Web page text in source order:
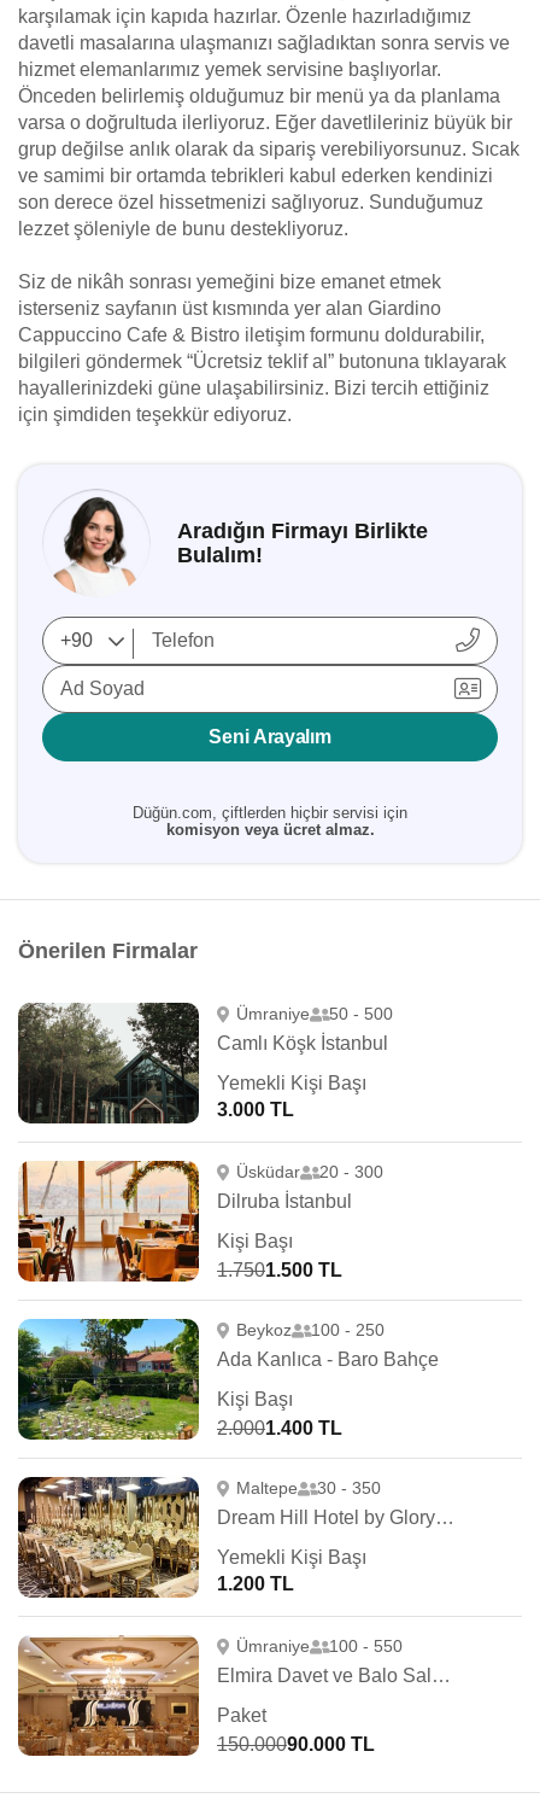
karşılamak için kapıda hazırlar. Özenle hazırladığımız
davetli masalarına ulaşmanızı sağladıktan sonra servis ve
hizmet elemanlarımız yemek servisine başlıyorlar.
Önceden belirlemiş olduğumuz bir menü ya da planlama
varsa o doğrultuda ilerliyoruz. Eğer davetlileriniz büyük bir
grup değilse anlık olarak da sipariş verebiliyorsunuz. Sıcak
ve samimi bir ortamda tebrikleri kabul ederken kendinizi
son derece özel hissetmenizi sağlıyoruz. Sunduğumuz
lezzet şöleniyle de bunu destekliyoruz.
Siz de nikâh sonrası yemeğini bize emanet etmek
isterseniz sayfanın üst kısmında yer alan Giardino
Cappuccino Cafe & Bistro iletişim formunu doldurabilir,
bilgileri göndermek “Ücretsiz teklif al” butonuna tıklayarak
hayallerinizdeki güne ulaşabilirsiniz. Bizi tercih ettiğiniz
için şimdiden teşekkür ediyoruz.
Aradığın Firmayı Birlikte
Bulalım!
Ad Soyad
Seni Arayalım
Düğün.com, çiftlerden hiçbir servisi için
komisyon veya ücret almaz.
Önerilen Firmalar
Ümraniye 50 - 500
Camlı Köşk İstanbul
Yemekli Kişi Başı
3.000 TL
Üsküdar 20 - 300
Dilruba İstanbul
Kişi Başı
1.7501.500 TL
Beykoz 100 - 250
Ada Kanlıca - Baro Bahçe
Kişi Başı
2.0001.400 TL
Maltepe 30 - 350
Dream Hill Hotel by Glory Wedding
Yemekli Kişi Başı
1.200 TL
Ümraniye 100 - 550
Elmira Davet ve Balo Salonu
Paket
150.00090.000 TL